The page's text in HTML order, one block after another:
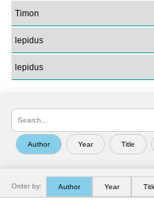
Order by: Author Year